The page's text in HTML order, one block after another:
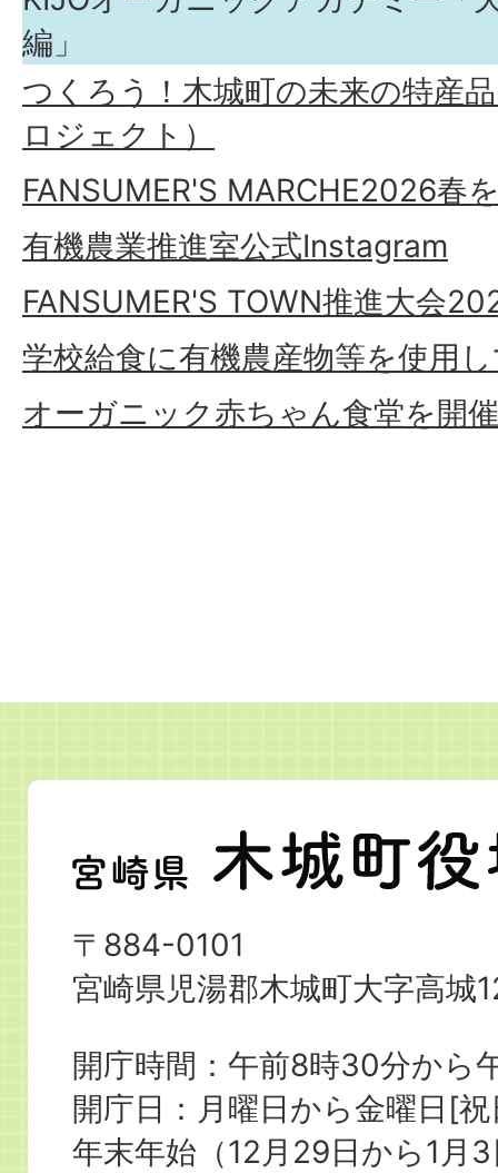
編」
つくろう！木城町の未来の特産
ロジェクト）
FANSUMER'S MARCHE2026春
有機農業推進室公式Instagram
FANSUMER'S TOWN推進大会
学校給食に有機農産物等を使用
オーガニック赤ちゃん食堂を開
宮
崎
県
木
町
役
場
〒884-0101
宮崎県児湯郡木城町大字高城
開庁時間：午前8時30分から
開庁日：月曜日から金曜日[
年末年始（12月29日から1月